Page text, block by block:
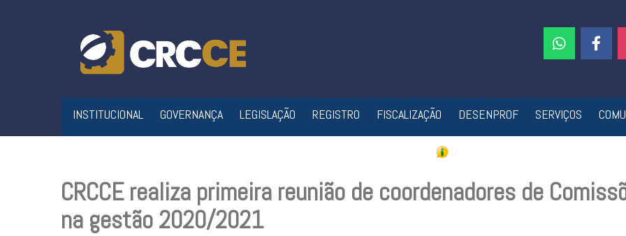
INSTITUCIONAL GOVERNANÇA LEGISLAÇÃO REGISTRO FISCALIZAÇÃO DESENPROF SERVIÇOS
CRCCE realiza primeira reunião de coordenadores de
na gestão 2020/2021